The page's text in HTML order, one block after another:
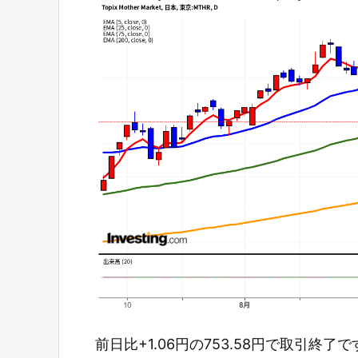
前日比+1.06円の753.58円で取引終了で